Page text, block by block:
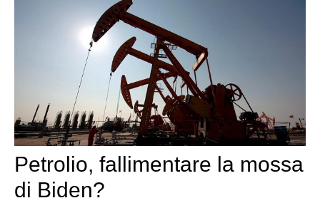
Petrolio, fallimentare la mossa
di Biden?